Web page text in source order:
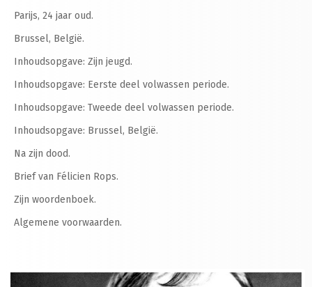
Parijs, 24 jaar oud.
Brussel, België.
Inhoudsopgave: Zijn jeugd.
Inhoudsopgave: Eerste deel volwassen periode.
Inhoudsopgave: Tweede deel volwassen periode.
Inhoudsopgave: Brussel, België.
Na zijn dood.
Brief van Félicien Rops.
Zijn woordenboek.
Algemene voorwaarden.